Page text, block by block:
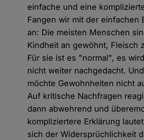
einfache und eine
Fangen wir mit der einfachen
an: Die meisten Menschen
Kindheit an gewöhnt, Fleisch
Für sie ist es "normal", es
nicht weiter nachgedacht.
möchte Gewohnheiten nicht
Auf kritische Nachfragen
dann abwehrend und
kompliziertere Erklärung
sich der Widersprüchlichkeit